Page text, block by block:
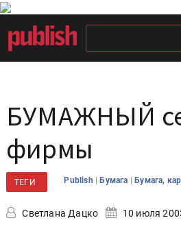
БУМАЖНЫЙ
фирмы
ТЕГИ Publish |Бумага |Бумага,
Светлана Дацко 10 июля